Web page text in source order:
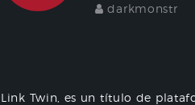
darkmonstr
Link Twin, es un título de